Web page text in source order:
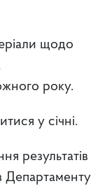
щодо
року.
у січні.
результатів
Департаменту